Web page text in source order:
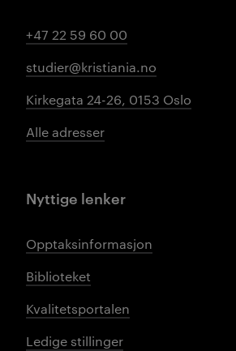
+47 22 59 60 00
studier@kristiania.no
Kirkegata 24-26, 0153 Oslo
Alle adresser
Nyttige lenker
Opptaksinformasjon
Biblioteket
Kvalitetsportalen
Ledige stillinger